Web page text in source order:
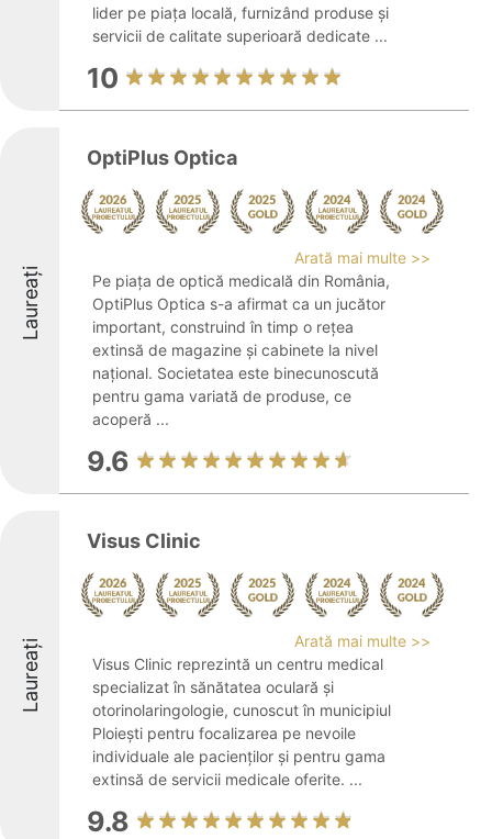
lider pe piața locală, furnizând produse și
servicii de calitate superioară dedicate ...
10
Laureați
OptiPlus Optica
Arată mai multe >>
Pe piața de optică medicală din România,
OptiPlus Optica s-a afirmat ca un jucător
important, construind în timp o rețea
extinsă de magazine și cabinete la nivel
național. Societatea este binecunoscută
pentru gama variată de produse, ce
acoperă ...
9.6
Laureați
Visus Clinic
Arată mai multe >>
Visus Clinic reprezintă un centru medical
specializat în sănătatea oculară și
otorinolaringologie, cunoscut în municipiul
Ploiești pentru focalizarea pe nevoile
individuale ale pacienților și pentru gama
extinsă de servicii medicale oferite. ...
9.8